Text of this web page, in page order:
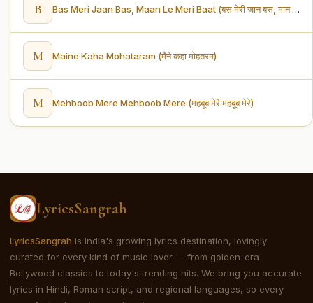
B Bas Meri Jaan Bas, Maan Le Meri Baat (बस मेरी जान बस, मान ले मेरी बात)
M Maine Kaha Mohataram (मैंने कहा मोहतरम)
M Mehboob Mere Mehboob Mere (महबूब मेरे महबूब मेरे)
LyricsSangrah
LyricsSangrah is India's growing lyrics destination, lovingly
curated for every kind of music lover — from golden-era
Bollywood classics to today's trending hits. We bring you accurate
lyrics in Hindi, Roman script, and regional languages, so every